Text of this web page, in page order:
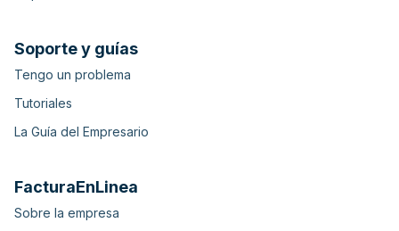
Soporte y guías
Tengo un problema
Tutoriales
La Guía del Empresario
FacturaEnLinea
Sobre la empresa